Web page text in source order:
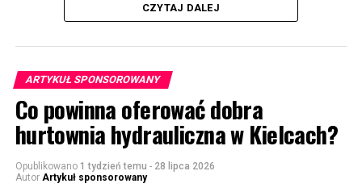
CZYTAJ DALEJ
ARTYKUŁ SPONSOROWANY
Co powinna oferować dobra
hurtownia hydrauliczna w Kielcach?
Opublikowano 1 tydzień temu - 28 lipca 2026
Autor Artykuł sponsorowany